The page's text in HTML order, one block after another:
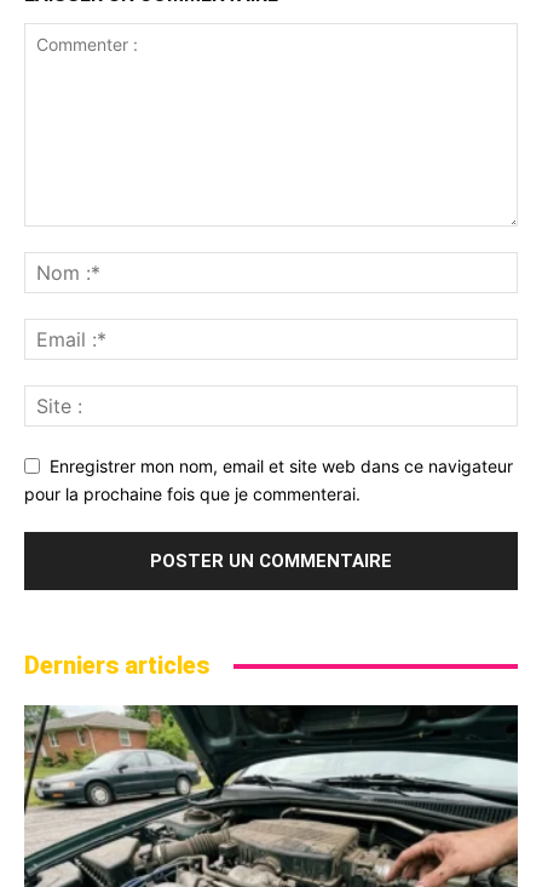
Enregistrer mon nom, email et site web dans ce navigateur
pour la prochaine fois que je commenterai.
Derniers articles